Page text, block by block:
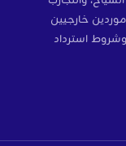
خارجيين
استرداد